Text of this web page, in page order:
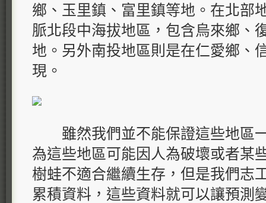
鄉、玉里鎮、富里鎮等地。在北部
脈北段中海拔地區，包含烏來鄉、
地。另外南投地區則是在仁愛鄉、
現。
雖然我們並不能保證這些地區
為這些地區可能因人為破壞或者某
樹蛙不適合繼續生存，但是我們志
累積資料，這些資料就可以讓預測